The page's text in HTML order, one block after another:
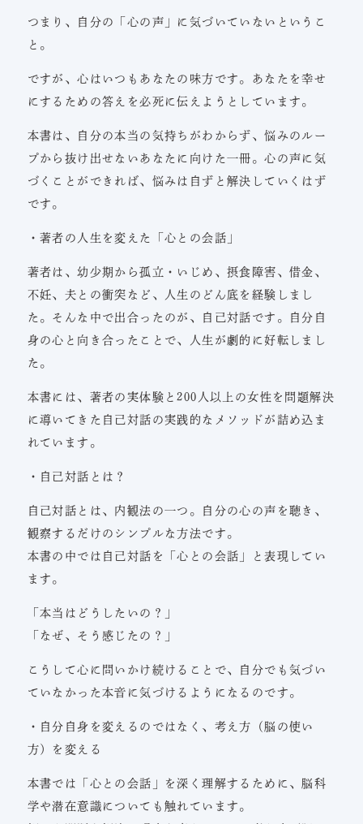
つまり、自分の「心の声」に気づいていないというこ
と。
ですが、心はいつもあなたの味方です。あなたを幸せ
にするための答えを必死に伝えようとしています。
本書は、自分の本当の気持ちがわからず、悩みのルー
プから抜け出せないあなたに向けた一冊。心の声に気
づくことができれば、悩みは自ずと解決していくはず
です。
・著者の人生を変えた「心との会話」
著者は、幼少期から孤立・いじめ、摂食障害、借金、
不妊、夫との衝突など、人生のどん底を経験しまし
た。そんな中で出合ったのが、自己対話です。自分自
身の心と向き合ったことで、人生が劇的に好転しまし
た。
本書には、著者の実体験と200人以上の女性を問題解決
に導いてきた自己対話の実践的なメソッドが詰め込ま
れています。
・自己対話とは？
自己対話とは、内観法の一つ。自分の心の声を聴き、
観察するだけのシンプルな方法です。
本書の中では自己対話を「心との会話」と表現してい
ます。
「本当はどうしたいの？」
「なぜ、そう感じたの？」
こうして心に問いかけ続けることで、自分でも気づい
ていなかった本音に気づけるようになるのです。
・自分自身を変えるのではなく、考え方（脳の使い
方）を変える
本書では「心との会話」を深く理解するために、脳科
学や潜在意識についても触れています。